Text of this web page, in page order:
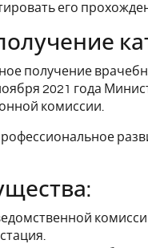
его
получение
2021 года
комиссии.